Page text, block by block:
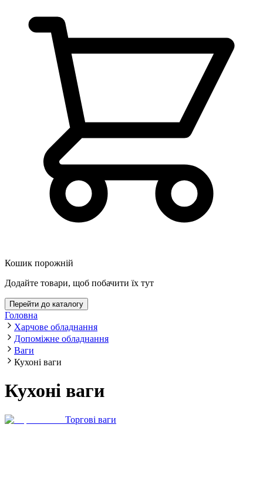
Кошик порожній
Додайте товари, щоб побачити їх тут
Перейти до каталогу
Головна
Харчове обладнання
Допоміжне обладнання
Ваги
Кухоні ваги
Кухоні ваги
Торгові ваги